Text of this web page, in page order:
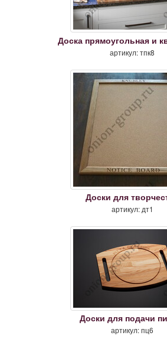
Доска прямоугольная и
артикул: тпк8
Доски для
артикул: дт1
Доски для подачи
артикул: пц6